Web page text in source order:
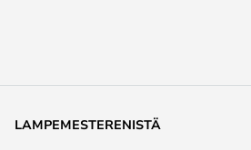
LAMPEMESTERENISTÄ